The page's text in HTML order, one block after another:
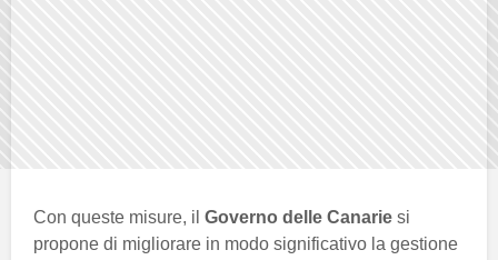
Con queste misure, il Governo delle Canarie si
propone di migliorare in modo significativo la gestione